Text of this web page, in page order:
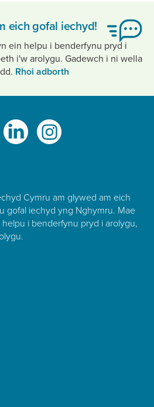
eich gofal iechyd!
ein helpu i benderfynu pryd i
i'w arolygu. Gadewch i ni wella
Rhoi adborth
Cymru am glywed am eich
gofal iechyd yng Nghymru. Mae
i benderfynu pryd i arolygu,